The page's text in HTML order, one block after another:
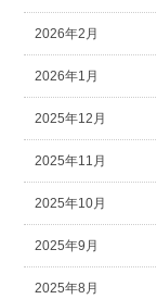
2026年2月
2026年1月
2025年12月
2025年11月
2025年10月
2025年9月
2025年8月